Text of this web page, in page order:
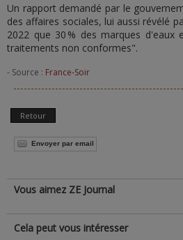
Un rapport demandé par le
des affaires sociales, lui aussi révélé
2022 que 30 % des marques d'eaux
traitements non conformes".
- Source : France-Soir
Retour
Envoyer par email
Vous aimez ZE Journal
Cela peut vous intéresser